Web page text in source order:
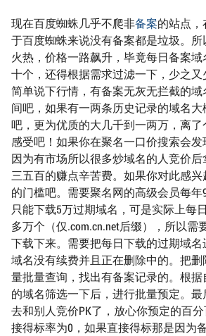
现在百度蜘蛛几乎不爬非备案的站点
于百度蜘蛛来说没有备案都是垃圾。所
火热，价格一路飙升，毕竟每日备案
十个，还得根据需求过滤一下，少之又
简单说下行情，有备案无灰无拦截的域
间吧，如果有一两条历史记录的域名大
吧，更为优质的大几千到一两万，离
感受吧！如果你在聚名一口价搜索会发
因为有市场所以很多炒域名的人竞价
三五百的赚点辛苦费。如果你对此感
的门槛吧。需要聚名网的高级会员每
只能下载5万过期域名，可是实际上每
多万个（仅.com.cn.net后缀），所以需
下载下来。需要把每日下载的过期域
域名没有续费并且正在删除中的。把
量批量查询，找出有备案记录的。根
的域名筛选一下后，进行批量预定。
去和别人竞价PK了，放心你预定的百
接得标率为0，如果直接得标那是因为